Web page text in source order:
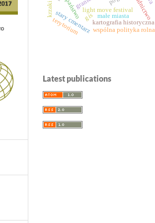
państwolight move festival
stary cmentarz
gis
kartografia historyczna
małe miasta
wspólna polityka rolna
krzaki
terytorium
Latest publications